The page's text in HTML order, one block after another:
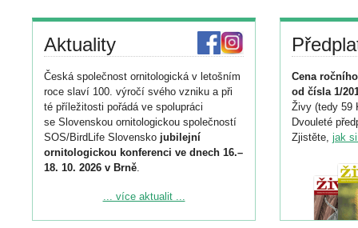
Aktuality
Česká společnost ornitologická v letošním
roce slaví 100. výročí svého vzniku a při
té příležitosti pořádá ve spolupráci
se Slovenskou ornitologickou společností
SOS/BirdLife Slovensko jubilejní
ornitologickou konferenci ve dnech 16.–
18. 10. 2026 v Brně.
Podrobnější informace ke konferenci
... více aktualit ...
Cena
od čísla 1/
Živy (tedy 59
Dvouleté
Zjistěte, jak